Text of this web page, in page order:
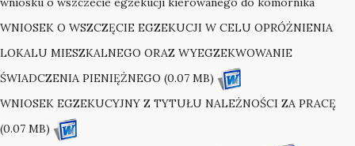
WNIOSEK O WSZCZĘCIE EGZEKUCJI W CELU OPRÓŻNIENIA
LOKALU MIESZKALNEGO ORAZ WYEGZEKWOWANIE
ŚWIADCZENIA PIENIĘŻNEGO (0.07 MB)
WNIOSEK EGZEKUCYJNY Z TYTUŁU NALEŻNOŚCI ZA PRACĘ
(0.07 MB)